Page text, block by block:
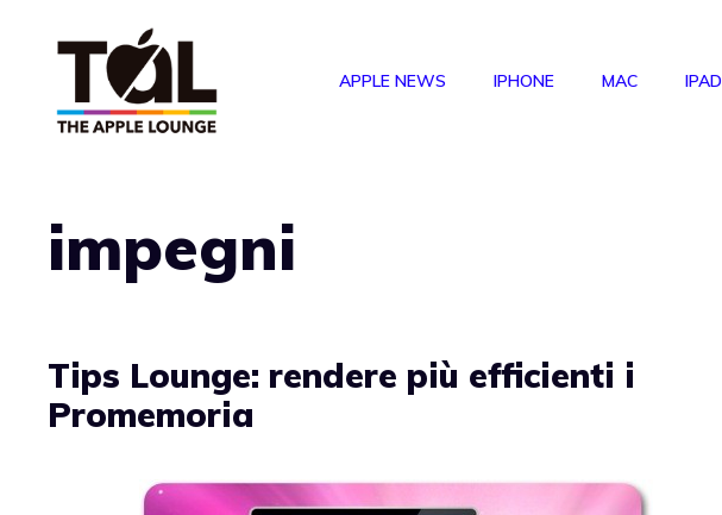
APPLE NEWS IPHONE MAC IPAD
impegni
Tips Lounge: rendere più efficienti i
Promemoria